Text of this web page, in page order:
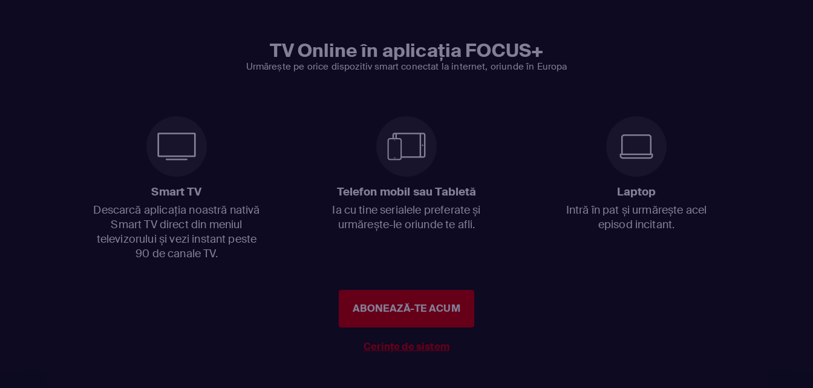
TV Online în aplicația FOCUS+
Urmărește pe orice dispozitiv smart conectat la internet, oriunde în Europa
Smart TV
Descarcă aplicația noastră nativă
Smart TV direct din meniul
televizorului și vezi instant peste
90 de canale TV.
Telefon mobil sau Tabletă
Ia cu tine serialele preferate și
urmărește-le oriunde te afli.
Laptop
Intră în pat și urmărește acel
episod incitant.
ABONEAZĂ-TE ACUM
Cerințe de sistem